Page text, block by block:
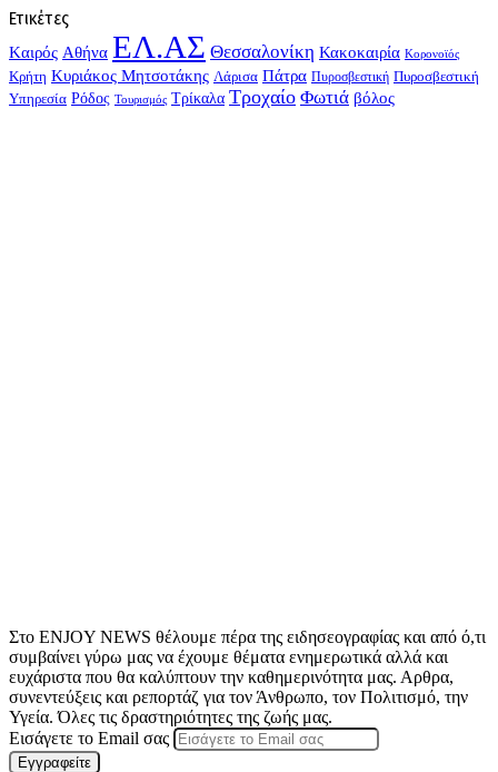
Ετικέτες
Kαιρός Αθήνα ΕΛ.ΑΣ Θεσσαλονίκη Κακοκαιρία Κορονοϊός
Κρήτη Κυριάκος Μητσοτάκης Λάρισα Πάτρα Πυροσβεστική Πυροσβεστική
Υπηρεσία Ρόδος Τουρισμός Τρίκαλα Τροχαίο Φωτιά βόλος
Στο ENJOY NEWS θέλουμε πέρα της ειδησεογραφίας και από ό,τι
συμβαίνει γύρω μας να έχουμε θέματα ενημερωτικά αλλά και
ευχάριστα που θα καλύπτουν την καθημερινότητα μας. Αρθρα,
συνεντεύξεις και ρεπορτάζ για τον Άνθρωπο, τον Πολιτισμό, την
Υγεία. Όλες τις δραστηριότητες της ζωής μας.
Εισάγετε το Email σας